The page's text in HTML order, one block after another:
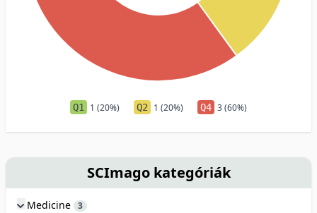
Q1 1 (20%) Q2 1 (20%) Q4 3 (60%)
SCImago kategóriák
Medicine 3